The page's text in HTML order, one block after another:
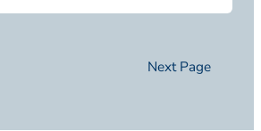
Next Page